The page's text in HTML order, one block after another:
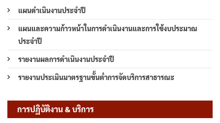
แผนดำเนินงานประจำปี
แผนและความก้าวหน้าในการดำเนินงานและการใช้งบประมาณ
ประจำปี
รายงานผลการดำเนินงานประจำปี
รายงานประเมินมาตรฐานขั้นต่ำการจัดบริการสาธารณะ
การปฏิบัติงาน & บริการ